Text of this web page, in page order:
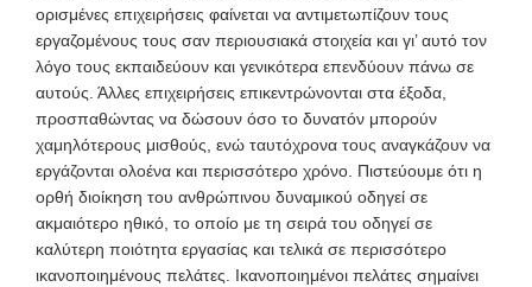
ορισμένες επιχειρήσεις φαίνεται να αντιμετωπίζουν τους
εργαζομένους τους σαν περιουσιακά στοιχεία και γι’ αυτό τον
λόγο τους εκπαιδεύουν και γενικότερα επενδύουν πάνω σε
αυτούς. Άλλες επιχειρήσεις επικεντρώνονται στα έξοδα,
προσπαθώντας να δώσουν όσο το δυνατόν μπορούν
χαμηλότερους μισθούς, ενώ ταυτόχρονα τους αναγκάζουν να
εργάζονται ολοένα και περισσότερο χρόνο. Πιστεύουμε ότι η
ορθή διοίκηση του ανθρώπινου δυναμικού οδηγεί σε
ακμαιότερο ηθικό, το οποίο με τη σειρά του οδηγεί σε
καλύτερη ποιότητα εργασίας και τελικά σε περισσότερο
ικανοποιημένους πελάτες. Ικανοποιημένοι πελάτες σημαίνει